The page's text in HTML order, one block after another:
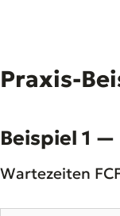
Praxis-
Beispiel 1 —
Wartezeiten